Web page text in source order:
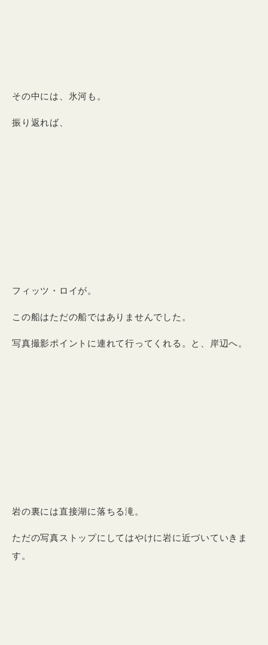
その中には、氷河も。
振り返れば、
フィッツ・ロイが。
この船はただの船ではありませんでした。
写真撮影ポイントに連れて行ってくれる。と、岸辺へ。
岩の裏には直接湖に落ちる滝。
ただの写真ストップにしてはやけに岩に近づいていきま
す。